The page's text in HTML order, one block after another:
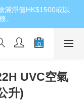
滿淨值HK$1500或以
。
UVC空氣
升)